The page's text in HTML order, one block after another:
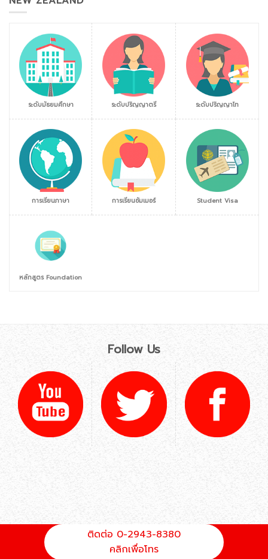
ระดับมัธยมศึกษา ระดับปริญญาตรี ระดับปริญญาโท
การเรียนภาษา การเรียนซัมเมอร์ Student Visa
หลักสูตร Foundation
Follow Us
ติดต่อ 0-2943-8380
คลิกเพื่อโทร